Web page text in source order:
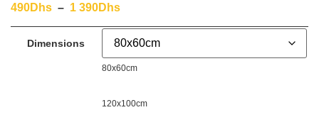
490Dhs – 1 390Dhs
Dimensions
80x60cm
120x100cm